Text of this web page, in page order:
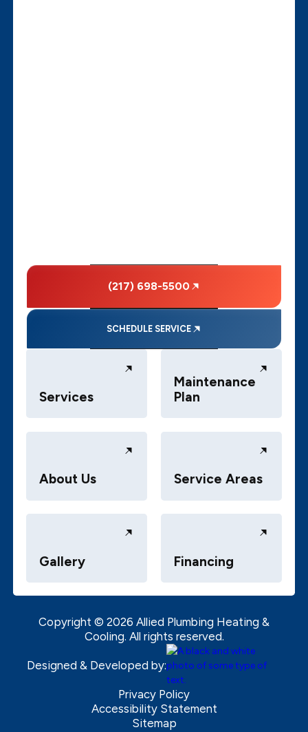
(217) 698-5500
SCHEDULE SERVICE
Services
Maintenance
Plan
About Us Service Areas
Gallery Financing
Copyright © 2026 Allied Plumbing Heating &
Cooling. All rights reserved.
Designed & Developed by:
Privacy Policy
Accessibility Statement
Sitemap